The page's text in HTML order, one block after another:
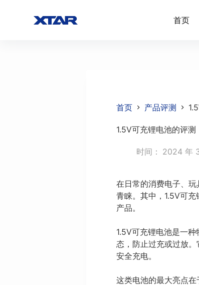
首页
首页 产品评测
1.5V可充锂电池的评测
时间： 2024 年
在日常的消费电子、
青睐。其中，1.5V可
产品。
1.5V可充锂电池是一
态，防止过充或过放
安全充电。
这类电池的最大亮点